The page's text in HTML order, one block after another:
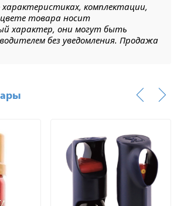
комплектации,
товара носит
характер, они могут быть
без уведомления. Продажа